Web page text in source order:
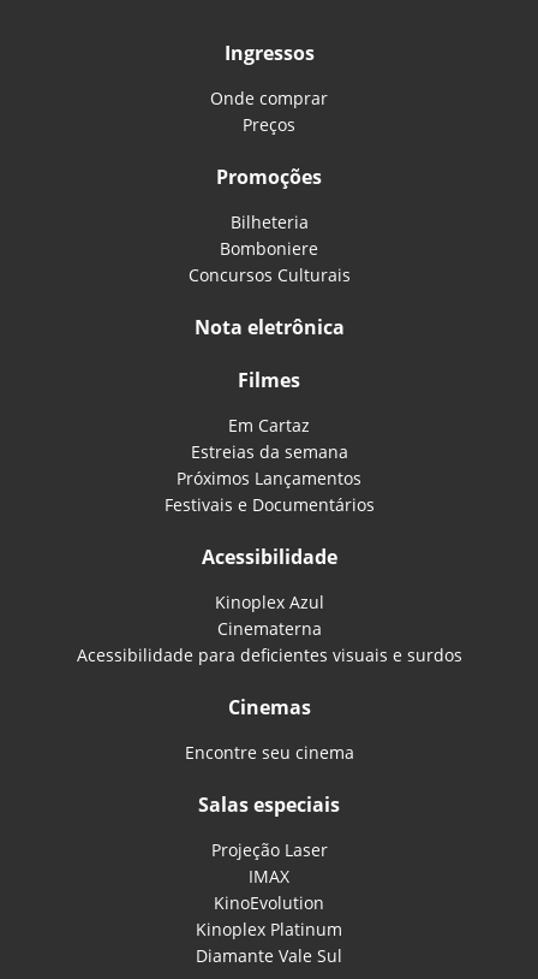
Ingressos
Onde comprar
Preços
Promoções
Bilheteria
Bomboniere
Concursos Culturais
Nota eletrônica
Filmes
Em Cartaz
Estreias da semana
Próximos Lançamentos
Festivais e Documentários
Acessibilidade
Kinoplex Azul
Cinematerna
Acessibilidade para deficientes visuais e surdos
Cinemas
Encontre seu cinema
Salas especiais
Projeção Laser
IMAX
KinoEvolution
Kinoplex Platinum
Diamante Vale Sul